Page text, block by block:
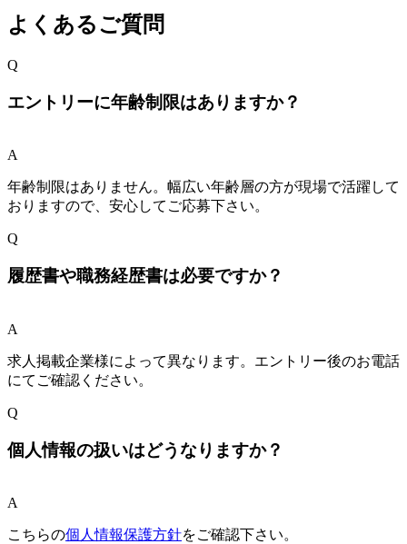
よくあるご質問
Q
エントリーに年齢制限はありますか？
A
年齢制限はありません。幅広い年齢層の方が現場で活躍して
おりますので、安心してご応募下さい。
Q
履歴書や職務経歴書は必要ですか？
A
求人掲載企業様によって異なります。エントリー後のお電話
にてご確認ください。
Q
個人情報の扱いはどうなりますか？
A
こちらの個人情報保護方針をご確認下さい。